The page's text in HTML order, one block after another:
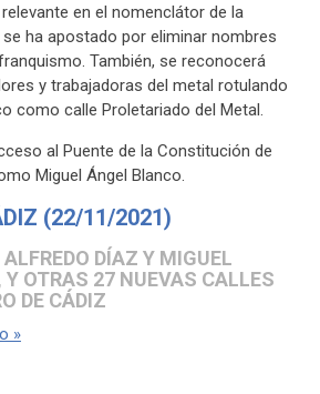
en el nomenclátor de la
se ha apostado por eliminar nombres
También, se reconocerá
y trabajadoras del metal rotulando
como calle Proletariado del Metal.
al Puente de la Constitución de
Miguel Ángel Blanco.
(22/11/2021)
DÍAZ Y MIGUEL
OTRAS 27 NUEVAS CALLES
DE CÁDIZ
»